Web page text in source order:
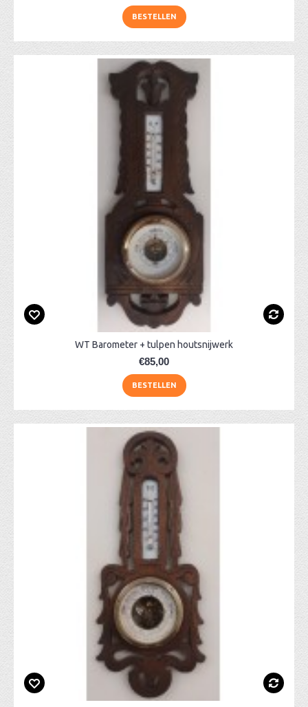
BESTELLEN
WT Barometer + tulpen houtsnijwerk
€85,00
BESTELLEN